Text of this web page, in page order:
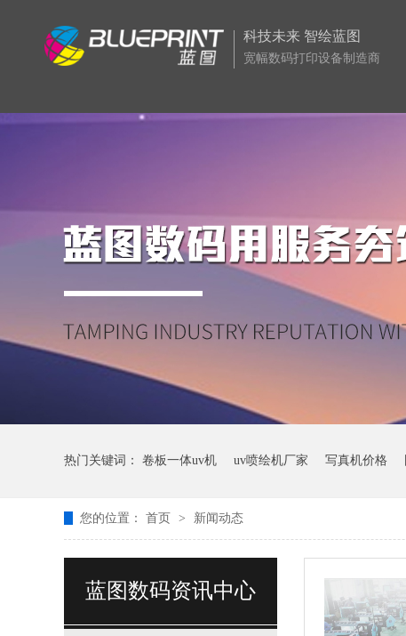
科技未来 智绘蓝图
宽幅数码打印设备制造商
热门关键词： 卷板一体uv机 uv喷绘机厂家 写真机价格
您的位置： 首页 > 新闻动态
蓝图数码资讯中心